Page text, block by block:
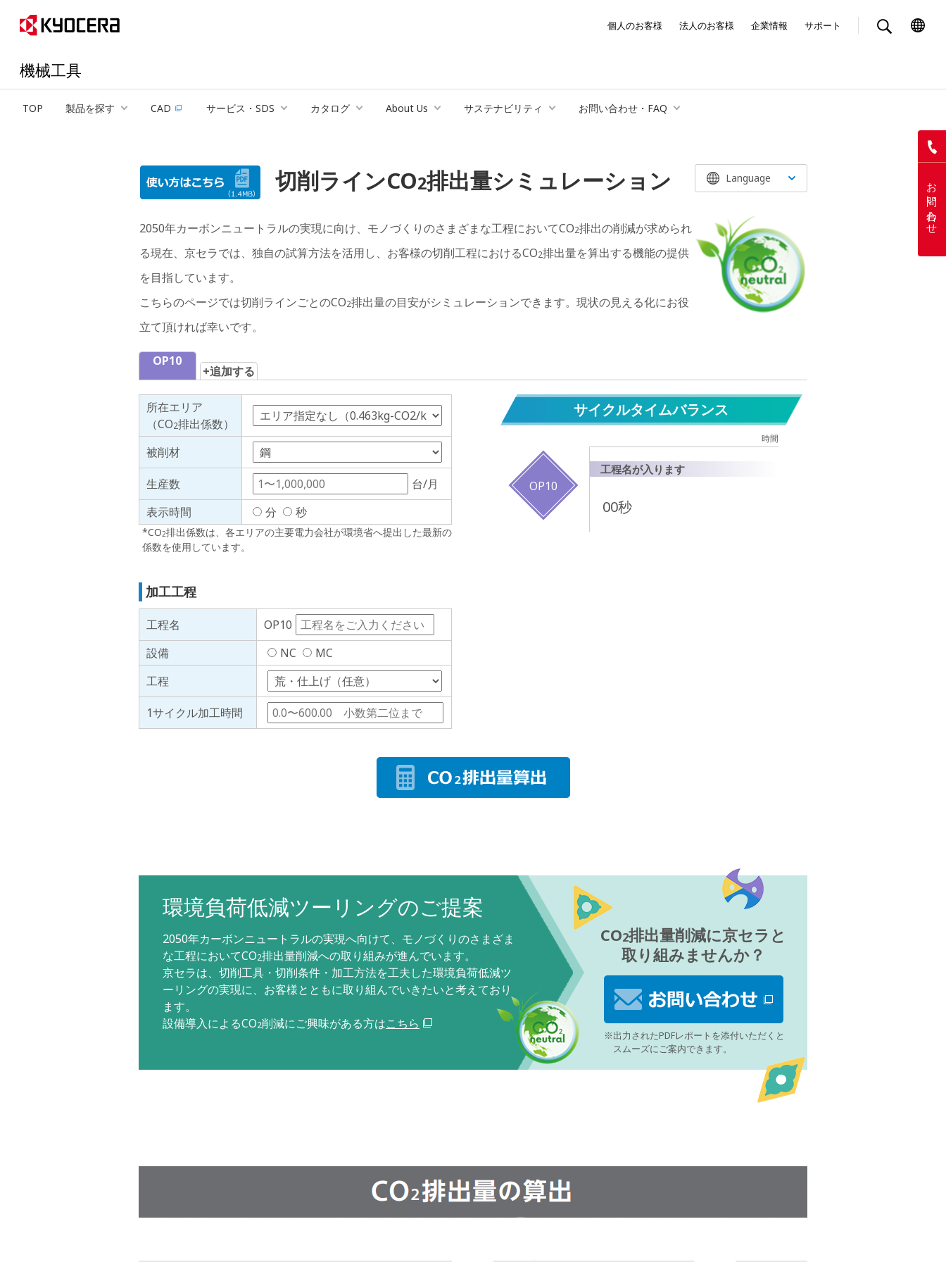
個人のお客様 法人のお客様 企業情報 サポート
機械工具
TOP 製品を探す CAD サービス・SDS カタログ About Us サステナビリティ お問い合わせ・FAQ
お問い合わせ
切削ラインCO2排出量シミュレーション
2050年カーボンニュートラルの実現に向け、モノづくりのさまざまな工程においてCO2排出の削減が求められ
る現在、京セラでは、独自の試算方法を活用し、お客様の切削工程におけるCO2排出量を算出する機能の提供
を目指しています。
こちらのページでは切削ラインごとのCO2排出量の目安がシミュレーションできます。現状の見える化にお役
立て頂ければ幸いです。
OP10
+追加する
所在エリア
（CO2排出係数）
被削材
生産数
台/月
表示時間
分 秒
*CO2排出係数は、各エリアの主要電力会社が環境省へ提出した最新の
係数を使用しています。
加工工程
工程名
OP10
設備
NC
MC
工程
1サイクル加工時間
サイクルタイムバランス
OP10
工程名が入ります
00秒
環境負荷低減ツーリングのご提案
2050年カーボンニュートラルの実現へ向けて、モノづくりのさまざま
な工程においてCO2排出量削減への取り組みが進んでいます。
京セラは、切削工具・切削条件・加工方法を工夫した環境負荷低減ツ
ーリングの実現に、お客様とともに取り組んでいきたいと考えており
ます。
設備導入によるCO2削減にご興味がある方はこちら
CO2排出量削減に京セラと
取り組みませんか？
※出力されたPDFレポートを添付いただくと
スムーズにご案内できます。